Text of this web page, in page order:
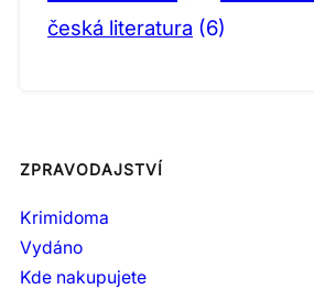
česká literatura (6)
ZPRAVODAJSTVÍ
Krimidoma
Vydáno
Kde nakupujete